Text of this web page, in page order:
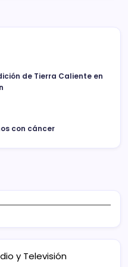
de Tierra Caliente en
con cáncer
y Televisión